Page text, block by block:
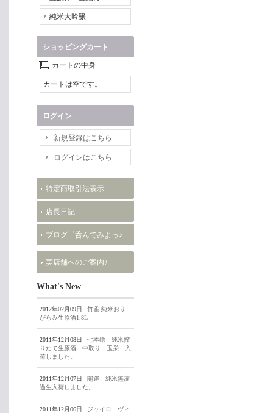
純米大吟醸
ショッピングカート
カートの中身
カートは空です。
ログイン
新規登録はこちら
ログインはこちら
特定商取引法表示
店長日記
ブログ゜呑んでみよっ♪
実店舗へのご案内♪
What's New
2012年02月09日
竹雀 純米おり
がらみ生原酒1.8L
2011年12月08日
七本鎗 純米搾
りたて生原酒 中取り 玉栄 入
荷しました。
2011年12月07日
開運 純米無濾
過生入荷しました。
2011年12月06日
ジャイロ ヴィ